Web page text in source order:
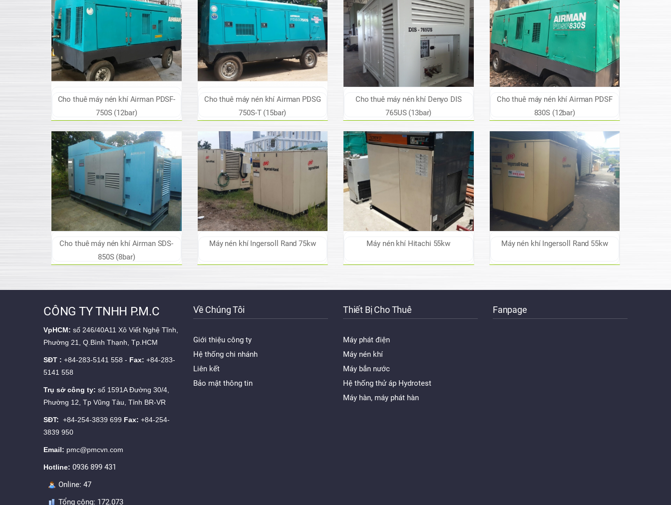
Cho thuê máy nén khí Airman PDSF-
750S (12bar)
Cho thuê máy nén khí Airman PDSG
750S-T (15bar)
Cho thuê máy nén khí Denyo DIS
765US (13bar)
Cho thuê máy nén khí Airman PDSF
830S (12bar)
Cho thuê máy nén khí Airman SDS-
850S (8bar)
Máy nén khí Ingersoll Rand 75kw Máy nén khí Hitachi 55kw Máy nén khí Ingersoll Rand 55kw
CÔNG TY TNHH P.M.C
VpHCM: số 246/40A11 Xô Viết Nghệ Tĩnh,
Phường 21, Q.Bình Thạnh, Tp.HCM
SĐT : +84-283-5141 558 - Fax: +84-283-
5141 558
Trụ sở công ty: số 1591A Đường 30/4,
Phường 12, Tp Vũng Tàu, Tỉnh BR-VR
SĐT: +84-254-3839 699 Fax: +84-254-
3839 950
Email: pmc@pmcvn.com
Hotline: 0936 899 431
Online: 47
Tổng cộng: 172.073
Về Chúng Tôi
Giới thiệu công ty
Hệ thống chi nhánh
Liên kết
Bảo mật thông tin
Thiết Bị Cho Thuê
Máy phát điện
Máy nén khí
Máy bắn nước
Hệ thống thử áp Hydrotest
Máy hàn, máy phát hàn
Fanpage